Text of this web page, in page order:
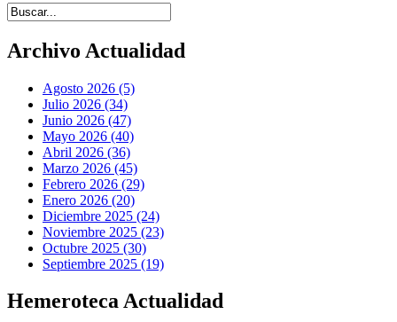
Introduce términos de búsqueda
Archivo Actualidad
Agosto 2026 (5)
Julio 2026 (34)
Junio 2026 (47)
Mayo 2026 (40)
Abril 2026 (36)
Marzo 2026 (45)
Febrero 2026 (29)
Enero 2026 (20)
Diciembre 2025 (24)
Noviembre 2025 (23)
Octubre 2025 (30)
Septiembre 2025 (19)
Hemeroteca Actualidad